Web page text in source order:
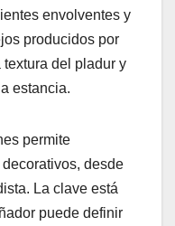
envolventes y
producidos por
del pladur y
estancia.
permite
desde
La clave está
puede definir